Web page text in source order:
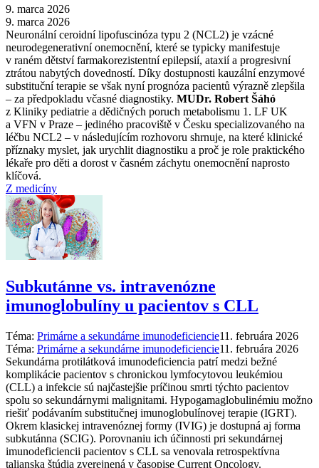
9. marca 2026
9. marca 2026
Neuronální ceroidní lipofuscinóza typu 2 (NCL2) je vzácné
neurodegenerativní onemocnění, které se typicky manifestuje
v raném dětství farmakorezistentní epilepsií, ataxií a progresivní
ztrátou nabytých dovedností. Díky dostupnosti kauzální enzymové
substituční terapie se však nyní prognóza pacientů výrazně zlepšila
–⁠ za předpokladu včasné diagnostiky. MUDr. Robert Šáhó
z Kliniky pediatrie a dědičných poruch metabolismu 1. LF UK
a VFN v Praze –⁠ jediného pracoviště v Česku specializovaného na
léčbu NCL2 –⁠ v následujícím rozhovoru shrnuje, na které klinické
příznaky myslet, jak urychlit diagnostiku a proč je role praktického
lékaře pro děti a dorost v časném záchytu onemocnění naprosto
klíčová.
Z medicíny
Subkutánne vs. intravenózne
imunoglobulíny u pacientov s CLL
Téma: Primárne a sekundárne imunodeficiencie11. februára 2026
Téma: Primárne a sekundárne imunodeficiencie11. februára 2026
Sekundárna protilátková imunodeficiencia patrí medzi bežné
komplikácie pacientov s chronickou lymfocytovou leukémiou
(CLL) a infekcie sú najčastejšie príčinou smrti týchto pacientov
spolu so sekundárnymi malignitami. Hypogamaglobulinémiu možno
riešiť podávaním substitučnej imunoglobulínovej terapie (IGRT).
Okrem klasickej intravenóznej formy (IVIG) je dostupná aj forma
subkutánna (SCIG). Porovnaniu ich účinnosti pri sekundárnej
imunodeficiencii pacientov s CLL sa venovala retrospektívna
talianska štúdia zverejnená v časopise Current Oncology.